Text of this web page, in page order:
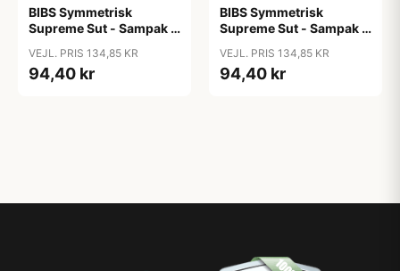
BIBS Symmetrisk
Supreme Sut - Sampak -
Clear
VEJL. PRIS 134,85 KR
94,40 kr
BIBS Symmetrisk
Supreme Sut - Sampak -
Gentle
VEJL. PRIS 134,85 KR
94,40 kr